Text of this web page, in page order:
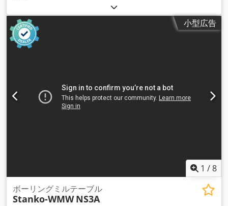
小型広告
1 /8
ボーリングミルテーブル
Stanko-WMW NS3A